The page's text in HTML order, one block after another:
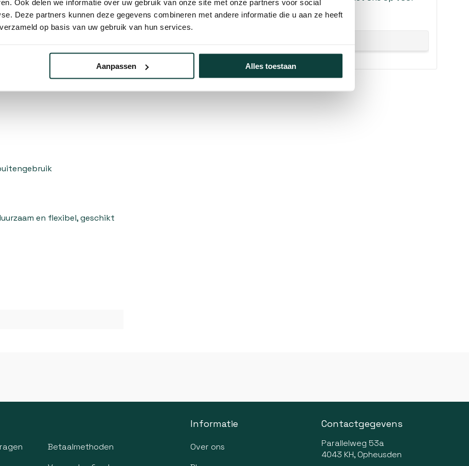
Ook delen we informatie over uw gebruik van onze site met onze partners voor social
Deze partners kunnen deze gegevens combineren met andere informatie die u aan ze heeft
op basis van uw gebruik van hun services.
Aanpassen Alles toestaan
en flexibel, geschikt
Betaalmethoden
Informatie
Over ons
Contactgegevens
Parallelweg 53a
4043 KH, Opheusden